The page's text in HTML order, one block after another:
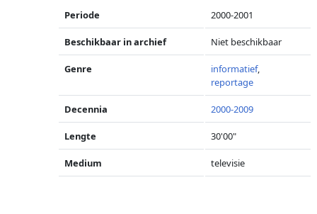
Periode 2000-2001
Beschikbaar in archief Niet beschikbaar
Genre informatief,
reportage
Decennia 2000-2009
Lengte 30'00"
Medium televisie